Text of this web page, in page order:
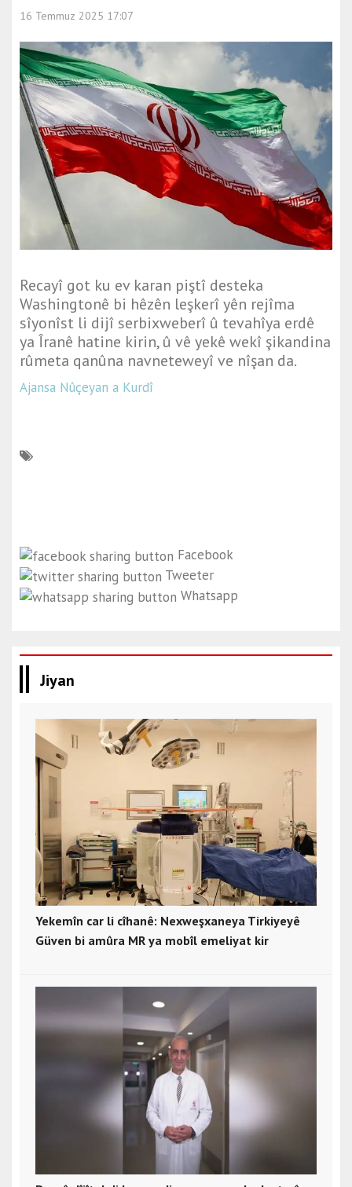
16 Temmuz 2025 17:07
Recayî got ku ev karan piştî desteka
Washingtonê bi hêzên leşkerî yên rejîma
sîyonîst li dijî serbixweberî û tevahîya erdê
ya Îranê hatine kirin, û vê yekê wekî şikandina
rûmeta qanûna navneteweyî ve nîşan da.
Ajansa Nûçeyan a Kurdî
Facebook
Tweeter
Whatsapp
Jiyan
Yekemîn car li cîhanê: Nexweşxaneya Tirkiyeyê
Güven bi amûra MR ya mobîl emeliyat kir